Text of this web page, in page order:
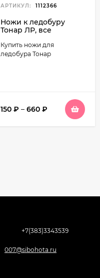
АРТИКУЛ: 1112366
Ножи к ледобуру
Тонар ЛР, все
вращение
Купить ножи для
ледобура Тонар
150 ₽ – 660 ₽
+7(383)3343539
007@sibohota.ru